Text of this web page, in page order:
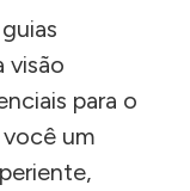
visão
para o
um